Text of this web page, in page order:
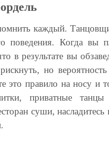
каждый.
поведения. Когда вы
в результате вы
но вероятность
это правило на носу и
приватные
суши,